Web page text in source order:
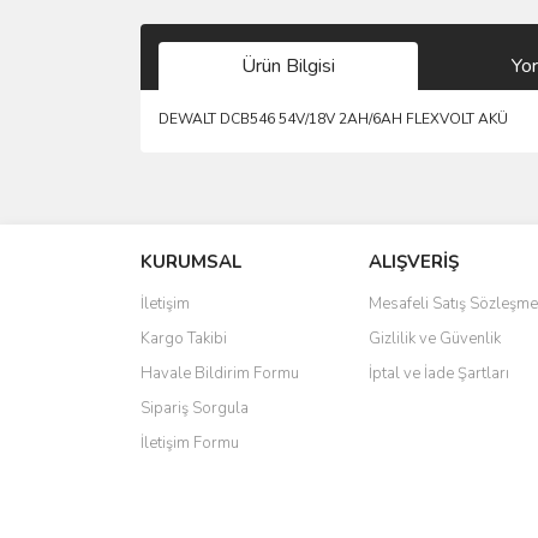
Ürün Bilgisi
DEWALT DCB546 54V/18V 2AH/6AH FLEXVOLT AKÜ
Ürün resmi kalitesiz, bozuk veya görüntülenemiyor.
Ürün açıklamasında eksik bilgiler bulunuyor.
Ürün bilgilerinde hatalar bulunuyor.
Ürün fiyatı diğer sitelerden daha pahalı.
Bu ürüne benzer farklı alternatifler olmalı.
KURUMSAL
İletişim
Kargo Takibi
Havale Bildirim Formu
Sipariş Sorgula
İletişim Formu
ALIŞVERİŞ
Mesafeli Satış
Gizlilik ve Güvenlik
İptal ve İade Şartları